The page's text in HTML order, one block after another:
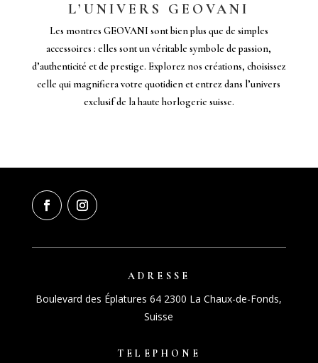
L’UNIVERS GEOVANI
Les montres GEOVANI sont bien plus que de simples
accessoires : elles sont un véritable symbole de passion,
d’authenticité et de prestige. Explorez nos créations, choisissez
celle qui magnifiera votre quotidien et entrez dans l’univers
exclusif de la haute horlogerie suisse.
ADRESSE
Boulevard des Éplatures 64 2300 La Chaux-de-Fonds,
Suisse
TELEPHONE